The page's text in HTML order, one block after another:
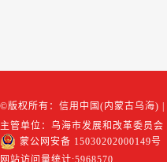
©版权所有：信用中国(内蒙古乌海)
主管单位：乌海市发展和改革委员会
蒙公网安备 15030202000149号
网站访问量统计:5968570